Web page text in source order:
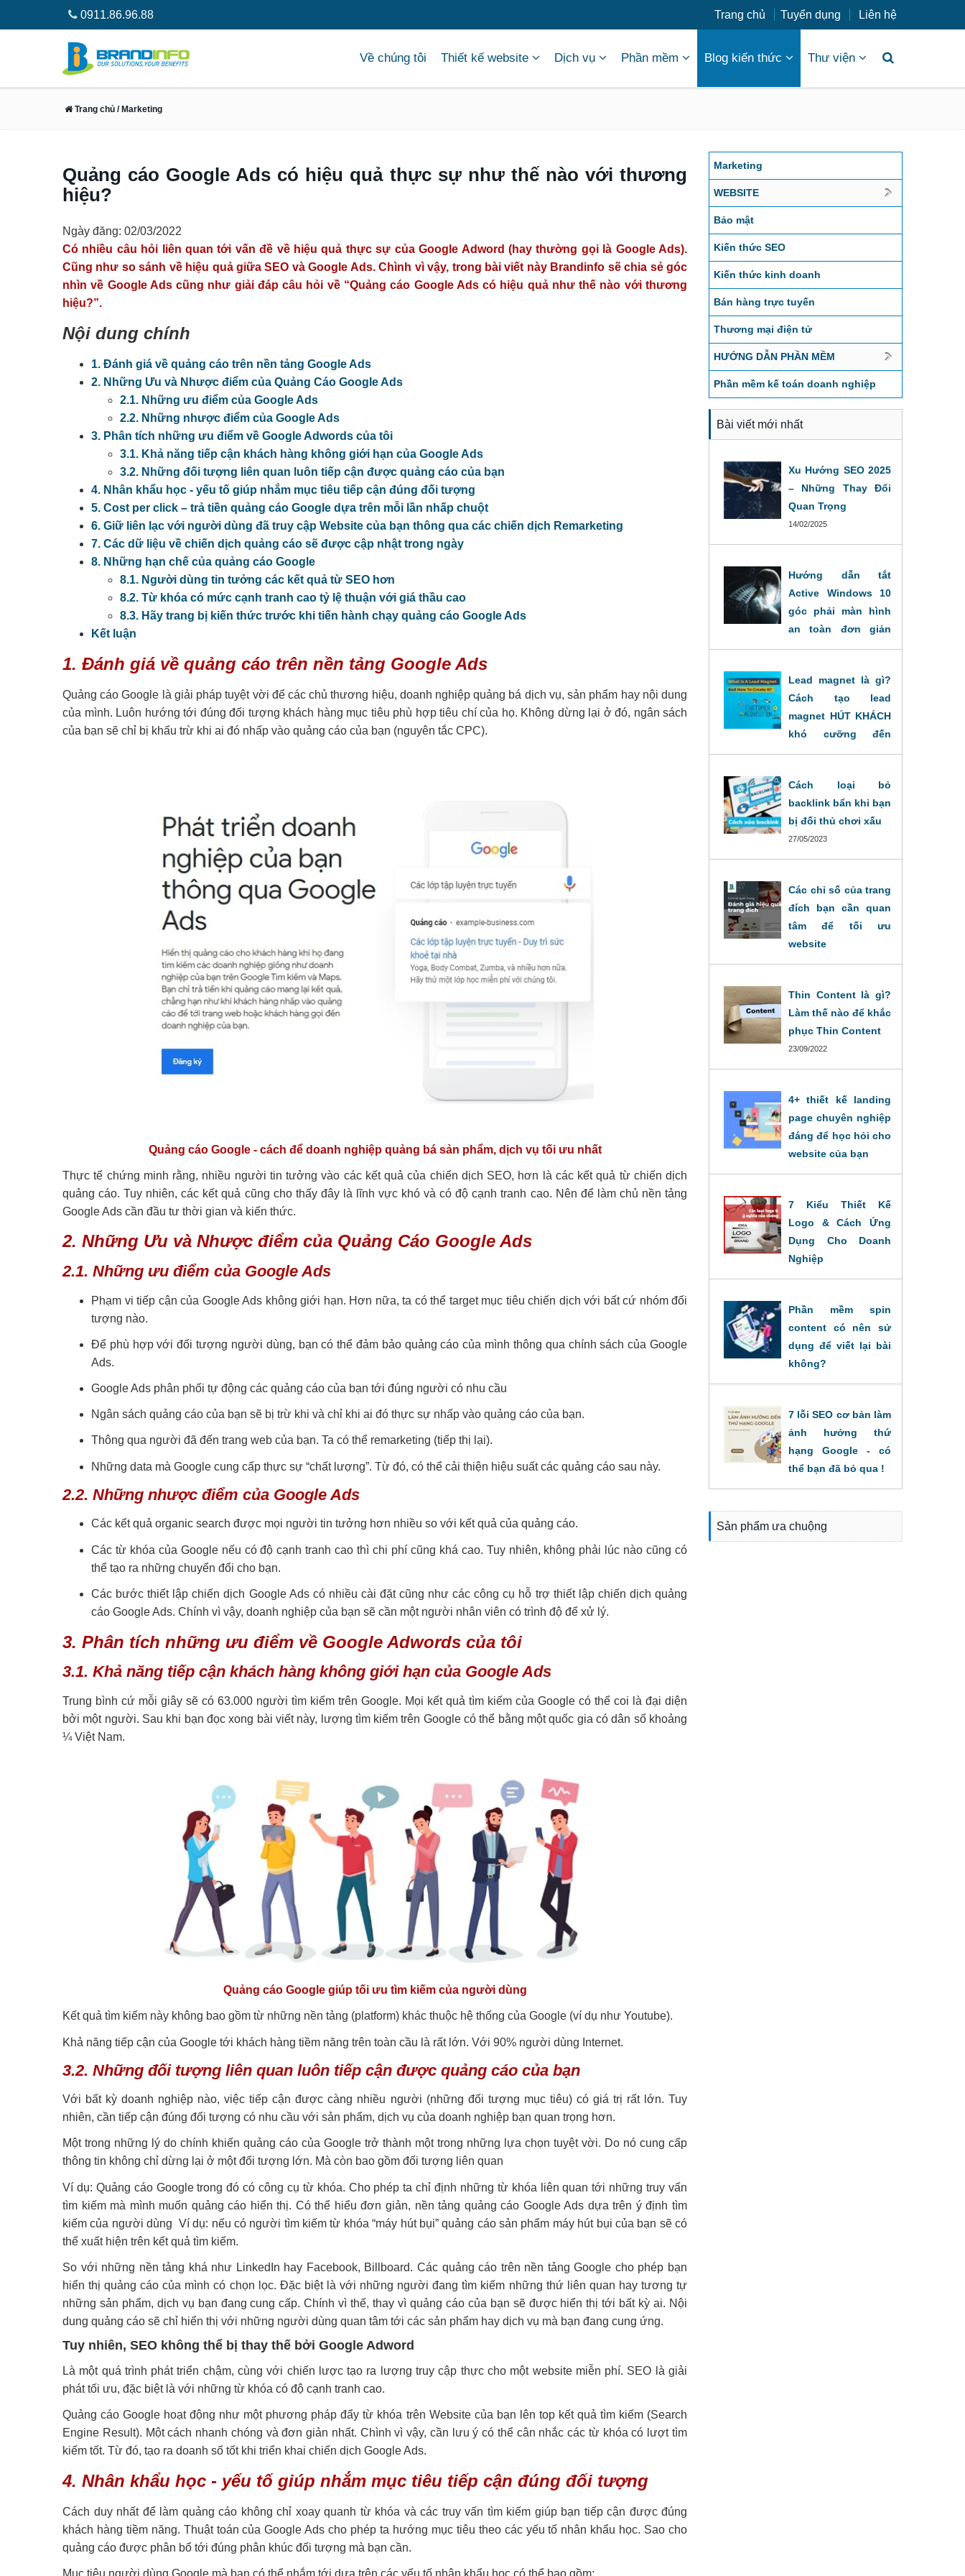
0911.86.96.88 Trang chủ Tuyển dụng Liên hệ
Về chúng tôi Thiết kế website Dịch vụ Phần mềm Blog kiến thức Thư viện
Trang chủ / Marketing
Quảng cáo Google Ads có hiệu quả thực sự như thế nào với thương
hiệu?
Ngày đăng: 02/03/2022
Có nhiều câu hỏi liên quan tới vấn đề về hiệu quả thực sự của Google Adword (hay thường gọi là Google Ads).
Cũng như so sánh về hiệu quả giữa SEO và Google Ads. Chình vì vậy, trong bài viết này Brandinfo sẽ chia sẻ góc
nhìn về Google Ads cũng như giải đáp câu hỏi về “Quảng cáo Google Ads có hiệu quả như thế nào với thương
hiệu?”.
Nội dung chính
1. Đánh giá về quảng cáo trên nền tảng Google Ads
2. Những Ưu và Nhược điểm của Quảng Cáo Google Ads
2.1. Những ưu điểm của Google Ads
2.2. Những nhược điểm của Google Ads
3. Phân tích những ưu điểm về Google Adwords của tôi
3.1. Khả năng tiếp cận khách hàng không giới hạn của Google Ads
3.2. Những đối tượng liên quan luôn tiếp cận được quảng cáo của bạn
4. Nhân khẩu học - yếu tố giúp nhắm mục tiêu tiếp cận đúng đối tượng
5. Cost per click – trả tiền quảng cáo Google dựa trên mỗi lần nhấp chuột
6. Giữ liên lạc với người dùng đã truy cập Website của bạn thông qua các chiến dịch Remarketing
7. Các dữ liệu về chiến dịch quảng cáo sẽ được cập nhật trong ngày
8. Những hạn chế của quảng cáo Google
8.1. Người dùng tin tưởng các kết quả từ SEO hơn
8.2. Từ khóa có mức cạnh tranh cao tỷ lệ thuận với giá thầu cao
8.3. Hãy trang bị kiến thức trước khi tiến hành chạy quảng cáo Google Ads
Kết luận
1. Đánh giá về quảng cáo trên nền tảng Google Ads
Quảng cáo Google là giải pháp tuyệt vời để các chủ thương hiệu, doanh nghiệp quảng bá dịch vụ, sản phẩm hay nội dung
của mình. Luôn hướng tới đúng đối tượng khách hàng mục tiêu phù hợp tiêu chí của họ. Không dừng lại ở đó, ngân sách
của bạn sẽ chỉ bị khấu trừ khi ai đó nhấp vào quảng cáo của bạn (nguyên tắc CPC).
Quảng cáo Google - cách để doanh nghiệp quảng bá sản phẩm, dịch vụ tối ưu nhất
Thực tế chứng minh rằng, nhiều người tin tưởng vào các kết quả của chiến dịch SEO, hơn là các kết quả từ chiến dịch
quảng cáo. Tuy nhiên, các kết quả cũng cho thấy đây là lĩnh vực khó và có độ cạnh tranh cao. Nên để làm chủ nền tảng
Google Ads cần đầu tư thời gian và kiến thức.
2. Những Ưu và Nhược điểm của Quảng Cáo Google Ads
2.1. Những ưu điểm của Google Ads
Phạm vi tiếp cận của Google Ads không giới hạn. Hơn nữa, ta có thể target mục tiêu chiến dịch với bất cứ nhóm đối
tượng nào.
Để phù hợp với đối tượng người dùng, bạn có thể đảm bảo quảng cáo của mình thông qua chính sách của Google
Ads.
Google Ads phân phối tự động các quảng cáo của bạn tới đúng người có nhu cầu
Ngân sách quảng cáo của bạn sẽ bị trừ khi và chỉ khi ai đó thực sự nhấp vào quảng cáo của bạn.
Thông qua người đã đến trang web của bạn. Ta có thể remarketing (tiếp thị lại).
Những data mà Google cung cấp thực sự “chất lượng”. Từ đó, có thể cải thiện hiệu suất các quảng cáo sau này.
2.2. Những nhược điểm của Google Ads
Các kết quả organic search được mọi người tin tưởng hơn nhiều so với kết quả của quảng cáo.
Các từ khóa của Google nếu có độ cạnh tranh cao thì chi phí cũng khá cao. Tuy nhiên, không phải lúc nào cũng có
thể tạo ra những chuyển đổi cho bạn.
Các bước thiết lập chiến dịch Google Ads có nhiều cài đặt cũng như các công cụ hỗ trợ thiết lập chiến dịch quảng
cáo Google Ads. Chính vì vậy, doanh nghiệp của bạn sẽ cần một người nhân viên có trình độ để xử lý.
3. Phân tích những ưu điểm về Google Adwords của tôi
3.1. Khả năng tiếp cận khách hàng không giới hạn của Google Ads
Trung bình cứ mỗi giây sẽ có 63.000 người tìm kiếm trên Google. Mọi kết quả tìm kiếm của Google có thể coi là đại diện
bởi một người. Sau khi bạn đọc xong bài viết này, lượng tìm kiếm trên Google có thể bằng một quốc gia có dân số khoảng
¼ Việt Nam.
Quảng cáo Google giúp tối ưu tìm kiếm của người dùng
Kết quả tìm kiếm này không bao gồm từ những nền tảng (platform) khác thuộc hệ thống của Google (ví dụ như Youtube).
Khả năng tiếp cận của Google tới khách hàng tiềm năng trên toàn cầu là rất lớn. Với 90% người dùng Internet.
3.2. Những đối tượng liên quan luôn tiếp cận được quảng cáo của bạn
Với bất kỳ doanh nghiệp nào, việc tiếp cận được càng nhiều người (những đối tượng mục tiêu) có giá trị rất lớn. Tuy
nhiên, cần tiếp cận đúng đối tượng có nhu cầu với sản phẩm, dịch vụ của doanh nghiệp bạn quan trọng hơn.
Một trong những lý do chính khiến quảng cáo của Google trở thành một trong những lựa chọn tuyệt vời. Do nó cung cấp
thông tin không chỉ dừng lại ở một đối tượng lớn. Mà còn bao gồm đối tượng liên quan
Ví dụ: Quảng cáo Google trong đó có công cụ từ khóa. Cho phép ta chỉ định những từ khóa liên quan tới những truy vấn
tìm kiếm mà mình muốn quảng cáo hiển thị. Có thể hiểu đơn giản, nền tảng quảng cáo Google Ads dựa trên ý định tìm
kiếm của người dùng Ví dụ: nếu có người tìm kiếm từ khóa “máy hút bụi” quảng cáo sản phẩm máy hút bụi của bạn sẽ có
thể xuất hiện trên kết quả tìm kiếm.
So với những nền tảng khá như LinkedIn hay Facebook, Billboard. Các quảng cáo trên nền tảng Google cho phép bạn
hiển thị quảng cáo của mình có chọn lọc. Đặc biệt là với những người đang tìm kiếm những thứ liên quan hay tương tự
những sản phẩm, dịch vụ bạn đang cung cấp. Chính vì thế, thay vì quảng cáo của bạn sẽ được hiển thị tới bất kỳ ai. Nội
dung quảng cáo sẽ chỉ hiển thị với những người dùng quan tâm tới các sản phẩm hay dịch vụ mà bạn đang cung ứng.
Tuy nhiên, SEO không thể bị thay thế bởi Google Adword
Là một quá trình phát triển chậm, cùng với chiến lược tạo ra lượng truy cập thực cho một website miễn phí. SEO là giải
phát tối ưu, đặc biệt là với những từ khóa có độ cạnh tranh cao.
Quảng cáo Google hoạt động như một phương pháp đẩy từ khóa trên Website của bạn lên top kết quả tìm kiếm (Search
Engine Result). Một cách nhanh chóng và đơn giản nhất. Chình vì vậy, cần lưu ý có thể cân nhắc các từ khóa có lượt tìm
kiếm tốt. Từ đó, tạo ra doanh số tốt khi triển khai chiến dịch Google Ads.
4. Nhân khẩu học - yếu tố giúp nhắm mục tiêu tiếp cận đúng đối tượng
Cách duy nhất để làm quảng cáo không chỉ xoay quanh từ khóa và các truy vấn tìm kiếm giúp bạn tiếp cận được đúng
khách hàng tiềm năng. Thuật toán của Google Ads cho phép ta hướng mục tiêu theo các yếu tố nhân khẩu học. Sao cho
quảng cáo được phân bổ tới đúng phân khúc đối tượng mà bạn cần.
Mục tiêu người dùng Google mà bạn có thể nhắm tới dựa trên các yếu tố nhân khẩu học có thể bao gồm:
Marketing
WEBSITE
Bảo mật
Kiến thức SEO
Kiến thức kinh doanh
Bán hàng trực tuyến
Thương mại điện tử
HƯỚNG DẪN PHẦN MỀM
Phần mềm kế toán doanh nghiệp
Bài viết mới nhất
Xu Hướng SEO 2025
– Những Thay Đổi
Quan Trọng
14/02/2025
Hướng dẫn tắt
Active Windows 10
góc phải màn hình
an toàn đơn giản
nhất
Lead magnet là gì?
Cách tạo lead
magnet HÚT KHÁCH
khó cưỡng đến
khách hàng.
Cách loại bỏ
backlink bẩn khi bạn
bị đối thủ chơi xấu
27/05/2023
Các chỉ số của trang
đích bạn cần quan
tâm để tối ưu
website
Thin Content là gì?
Làm thế nào để khắc
phục Thin Content
23/09/2022
4+ thiết kế landing
page chuyên nghiệp
đáng để học hỏi cho
website của bạn
7 Kiểu Thiết Kế
Logo & Cách Ứng
Dụng Cho Doanh
Nghiệp
Phần mềm spin
content có nên sử
dụng để viết lại bài
không?
7 lỗi SEO cơ bản làm
ảnh hưởng thứ
hạng Google - có
thể bạn đã bỏ qua !
Sản phẩm ưa chuộng